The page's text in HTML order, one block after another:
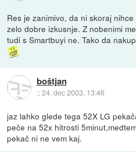
Res je zanimivo, da ni skoraj
zelo dobre izkusnje. Z nobenimi
tudi s Smartbuyi ne. Tako da
boštjan
::24. dec 2003, 13:46
jaz lahko glede tega 52X LG
peče na 52x hitrosti
pekač ni ne vem kaj.